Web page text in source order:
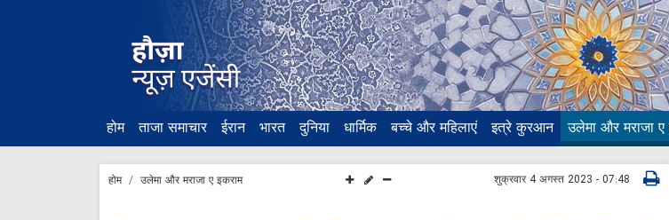
होम ताजा समाचार ईरान भारत दुनिया धार्मिक बच्चे और महिलाएं इत्रे कुरआन उलेमा और मराजा ए
होम उलेमा और मराजा ए इकराम शुक्रवार 4 अगस्त 2023 - 07:48